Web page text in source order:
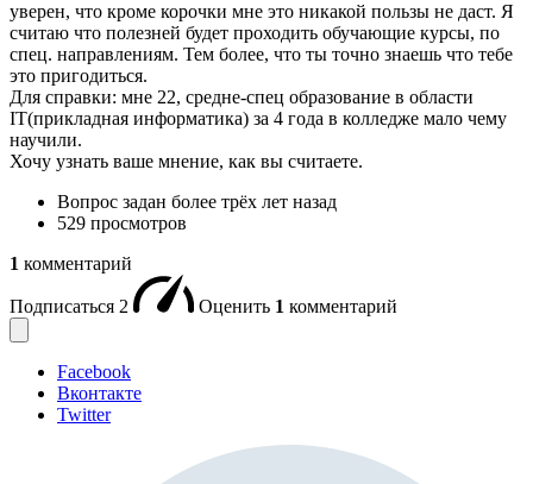
уверен, что кроме корочки мне это никакой пользы не даст. Я
считаю что полезней будет проходить обучающие курсы, по
спец. направлениям. Тем более, что ты точно знаешь что тебе
это пригодиться.
Для справки: мне 22, средне-спец образование в области
IT(прикладная информатика) за 4 года в колледже мало чему
научили.
Хочу узнать ваше мнение, как вы считаете.
Вопрос задан более трёх лет назад
529 просмотров
1 комментарий
Подписаться 2 Оценить 1 комментарий
Facebook
Вконтакте
Twitter